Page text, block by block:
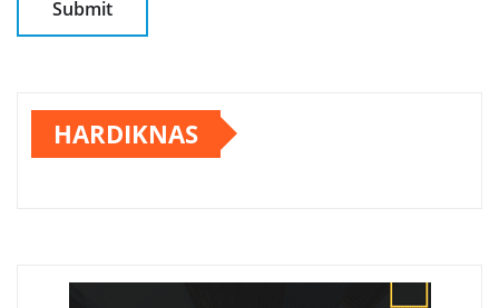
HARDIKNAS